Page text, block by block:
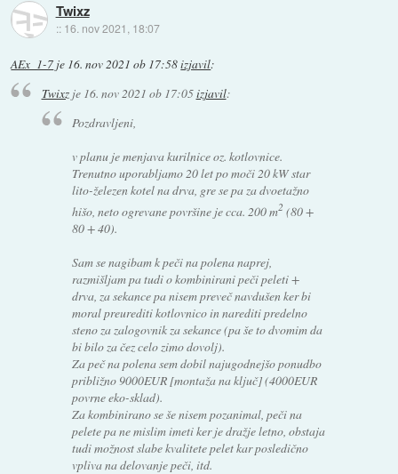
Twixz
:: 16. nov 2021, 18:07
AEx_1-7 je 16. nov 2021 ob 17:58izjavil:
Twixzje 16. nov 2021 ob 17:05izjavil:
Pozdravljeni,
v planu je menjava kurilnice oz. kotlovnice.
Trenutno uporabljamo 20 let po moči 20 kW star
lito-železen kotel na drva, gre se pa za dvoetažno
hišo, neto ogrevane površine je cca. 200 m2 (80 +
80 + 40).
Sam se nagibam k peči na polena naprej,
razmišljam pa tudi o kombinirani peči peleti +
drva, za sekance pa nisem preveč navdušen ker bi
moral preurediti kotlovnico in narediti predelno
steno za zalogovnik za sekance (pa še to dvomim da
bi bilo za čez celo zimo dovolj).
Za peč na polena sem dobil najugodnejšo ponudbo
približno 9000EUR [montaža na ključ] (4000EUR
povrne eko-sklad).
Za kombinirano se še nisem pozanimal, peči na
pelete pa ne mislim imeti ker je dražje letno, obstaja
tudi možnost slabe kvalitete pelet kar posledično
vpliva na delovanje peči, itd.